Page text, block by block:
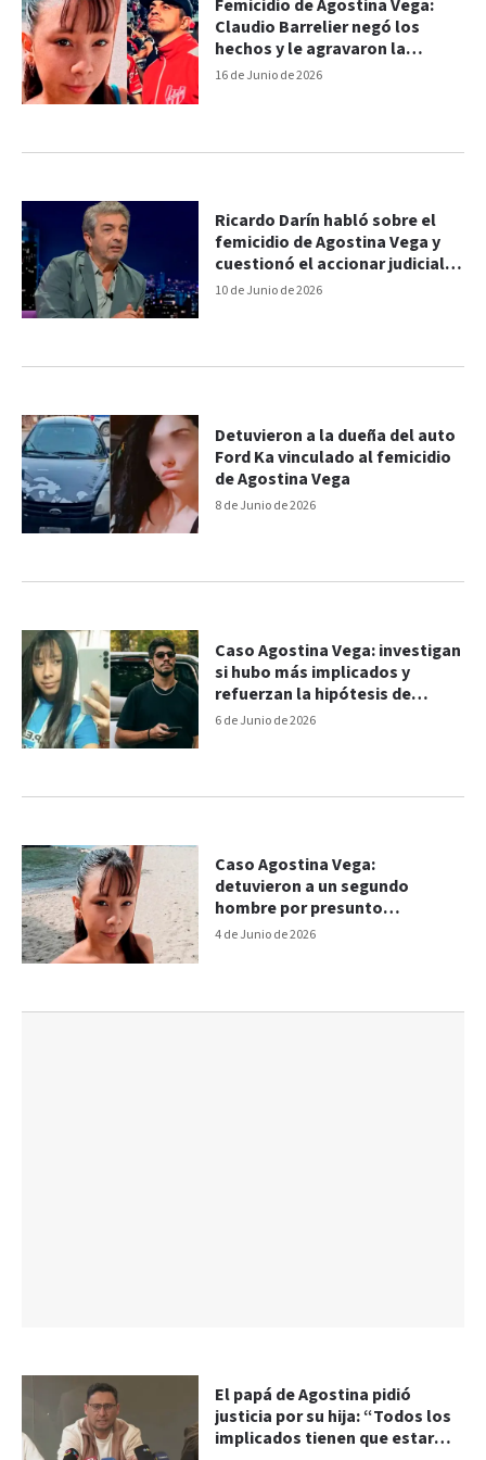
16 de Junio de 2026
Femicidio de Agostina Vega:
Claudio Barrelier negó los
hechos y le agravaron la
acusación
10 de Junio de 2026
Ricardo Darín habló sobre el
femicidio de Agostina Vega y
cuestionó el accionar judicial:
"Están mal de la cabeza"
8 de Junio de 2026
Detuvieron a la dueña del auto
Ford Ka vinculado al femicidio
de Agostina Vega
6 de Junio de 2026
Caso Agostina Vega: investigan
si hubo más implicados y
refuerzan la hipótesis de
encubrimiento
4 de Junio de 2026
Caso Agostina Vega:
detuvieron a un segundo
hombre por presunto
encubrimiento agravado
El papá de Agostina pidió
justicia por su hija: “Todos los
implicados tienen que estar